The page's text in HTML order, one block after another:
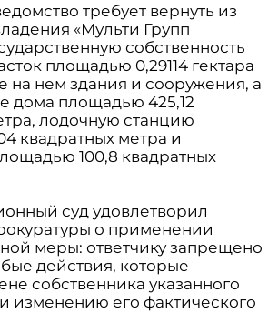
требует вернуть из
«Мульти Групп
собственность
площадью 0,29114 гектара
на нем здания и сооружения, а
дома площадью 425,12
лодочную станцию
квадратных метра и
100,8 квадратных
суд удовлетворил
о применении
меры: ответчику запрещено
действия, которые
собственника указанного
изменению его фактического